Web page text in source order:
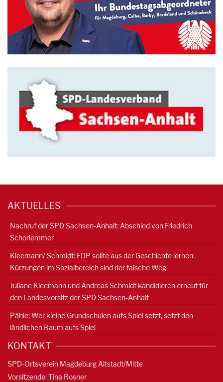
AKTUELLES
Nachruf der SPD Sachsen-Anhalt: Abschied von Friedrich
Schorlemmer
Kleemann/ Schmidt: FDP sollte aus der Geschichte lernen:
Kürzungen im Sozialbereich sind der falsche Weg
Juliane Kleemann und Andreas Schmidt kandidieren erneut für
den Landesvorsitz der SPD Sachsen-Anhalt
Pähle: Wer kleine Grundschulen aufs Spiel setzt, setzt den
ländlichen Raum aufs Spiel
KONTAKT
SPD-Ortsverein Magdeburg Altstadt/Mitte
Vorsitzende: Tina Rosner